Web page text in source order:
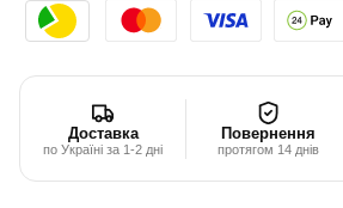
Доставка
по Україні за 1-2 дні
Повернення
протягом 14 днів